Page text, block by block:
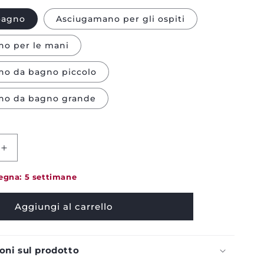
Asciugamano per gli ospiti
per le mani
da bagno piccolo
da bagno grande
Aumento
della
quantità
per
Biancheria
Pile
5 settimane
Aggiungi al carrello
sul prodotto